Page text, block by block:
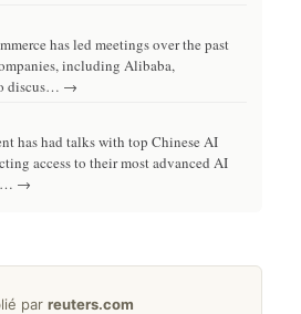
has led meetings over the past
including Alibaba,
discus… →
has had talks with top Chinese AI
access to their most advanced AI
→
par reuters.com